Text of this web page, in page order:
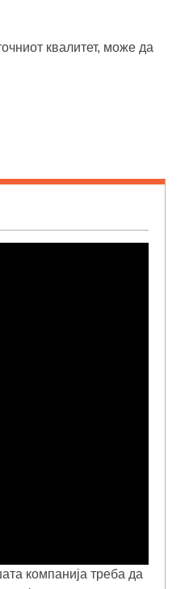
квалитет, може да
компанија треба да